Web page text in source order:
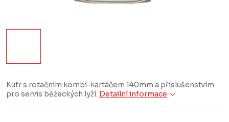
Kufr s rotačním kombi-kartáčem 140mm a příslušenstvím
pro servis běžeckých lyží. Detailní informace